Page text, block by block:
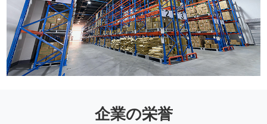
企業の栄誉